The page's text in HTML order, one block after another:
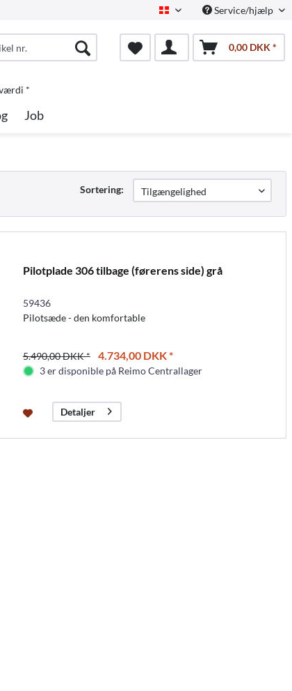
Dansk Service/hjælp
0,00 DKK *
*
Job
Sortering:
Pilotplade 306 tilbage (førerens side) grå
59436
Pilotsæde - den komfortable
5.490,00 DKK * 4.734,00 DKK *
3 er disponible på Reimo Centrallager
Detaljer